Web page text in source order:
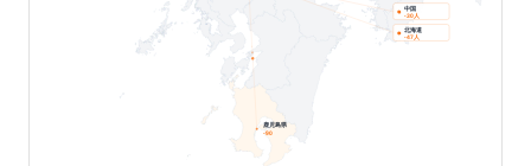
鹿児島県
-90
中国
-30人
北海道
-47人